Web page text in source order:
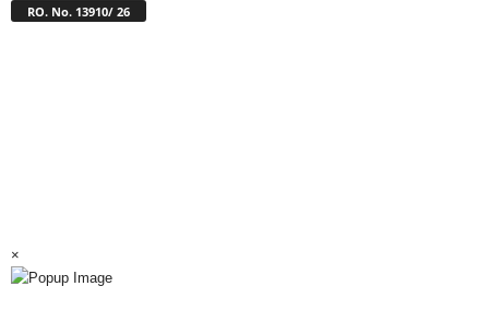
RO. No. 13910/ 26
×